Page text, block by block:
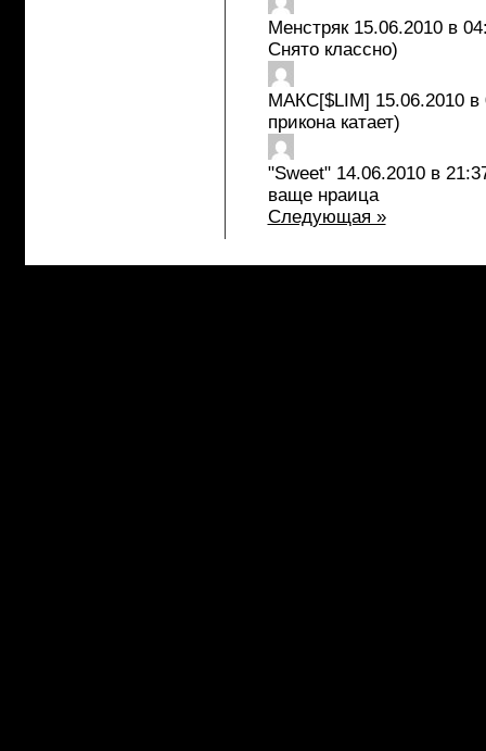
Менстряк 15.06.2010 в
Снято классно)
МАКС[$LIM] 15.06.2010 в
прикона катает)
"Sweet" 14.06.2010 в
ваще нраица
Следующая »